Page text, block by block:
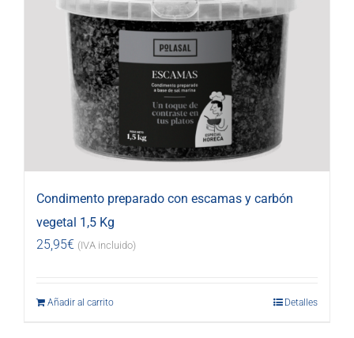
Condimento preparado con escamas y carbón
vegetal 1,5 Kg
25,95€ (IVA incluido)
Añadir al carrito Detalles